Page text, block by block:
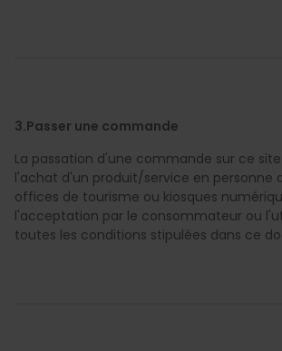
3.Passer une commande
La passation d'une commande sur ce
l'achat d'un produit/service en personne
offices de tourisme ou kiosques
l'acceptation par le consommateur ou
toutes les conditions stipulées dans ce